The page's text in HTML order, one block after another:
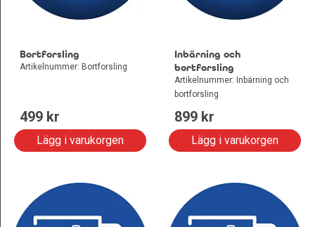
Bortforsling
Artikelnummer: Bortforsling
499 kr
Lägg i varukorgen
Inbärning och
bortforsling
Artikelnummer: Inbärning och
bortforsling
899 kr
Lägg i varukorgen